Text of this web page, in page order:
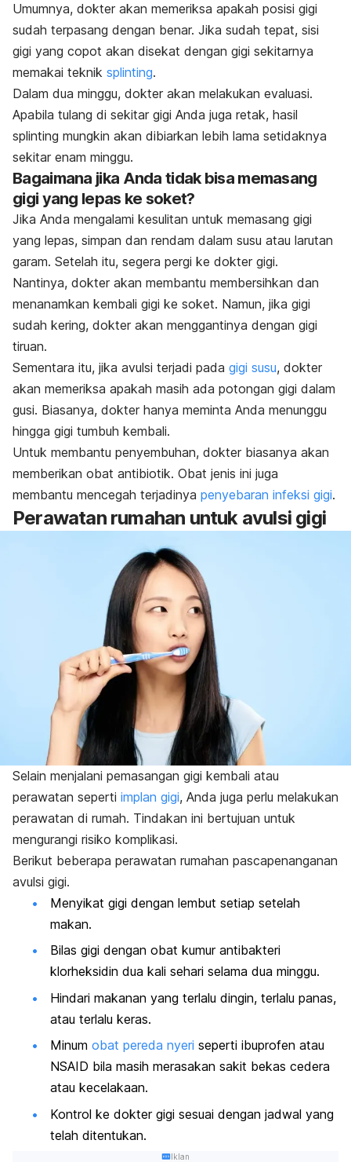
Umumnya, dokter akan memeriksa apakah posisi gigi
sudah terpasang dengan benar. Jika sudah tepat, sisi
gigi yang copot akan disekat dengan gigi sekitarnya
memakai teknik splinting.
Dalam dua minggu, dokter akan melakukan evaluasi.
Apabila tulang di sekitar gigi Anda juga retak, hasil
splinting mungkin akan dibiarkan lebih lama setidaknya
sekitar enam minggu.
Bagaimana jika Anda tidak bisa memasang
gigi yang lepas ke soket?
Jika Anda mengalami kesulitan untuk memasang gigi
yang lepas, simpan dan rendam dalam susu atau larutan
garam. Setelah itu, segera pergi ke dokter gigi.
Nantinya, dokter akan membantu membersihkan dan
menanamkan kembali gigi ke soket. Namun, jika gigi
sudah kering, dokter akan menggantinya dengan gigi
tiruan.
Sementara itu, jika avulsi terjadi pada gigi susu, dokter
akan memeriksa apakah masih ada potongan gigi dalam
gusi. Biasanya, dokter hanya meminta Anda menunggu
hingga gigi tumbuh kembali.
Untuk membantu penyembuhan, dokter biasanya akan
memberikan obat antibiotik. Obat jenis ini juga
membantu mencegah terjadinya penyebaran infeksi gigi.
Perawatan rumahan untuk avulsi gigi
Selain menjalani pemasangan gigi kembali atau
perawatan seperti implan gigi, Anda juga perlu melakukan
perawatan di rumah. Tindakan ini bertujuan untuk
mengurangi risiko komplikasi.
Berikut beberapa perawatan rumahan pascapenanganan
avulsi gigi.
Menyikat gigi dengan lembut setiap setelah
makan.
Bilas gigi dengan obat kumur antibakteri
klorheksidin dua kali sehari selama dua minggu.
Hindari makanan yang terlalu dingin, terlalu panas,
atau terlalu keras.
Minum obat pereda nyeri seperti ibuprofen atau
NSAID bila masih merasakan sakit bekas cedera
atau kecelakaan.
Kontrol ke dokter gigi sesuai dengan jadwal yang
telah ditentukan.
Iklan